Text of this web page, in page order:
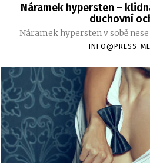
Náramek hypersten –
duchovní
Náramek hypersten v sobě
INFO@PRESS-